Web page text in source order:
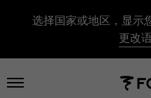
选择国家或地区，显示
更改
打开菜单